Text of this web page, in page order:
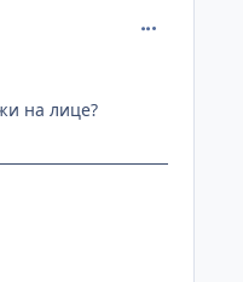
на лице?